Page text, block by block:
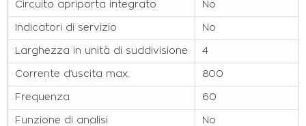
Circuito apriporta integrato No
Indicatori di servizio No
Larghezza in unità di suddivisione 4
Corrente d’uscita max. 800
Frequenza 60
Funzione di analisi No